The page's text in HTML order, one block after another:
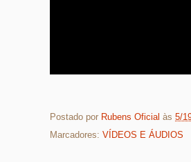
Postado por Rubens Oficial às 5/
Marcadores: VÍDEOS E ÁUDIOS